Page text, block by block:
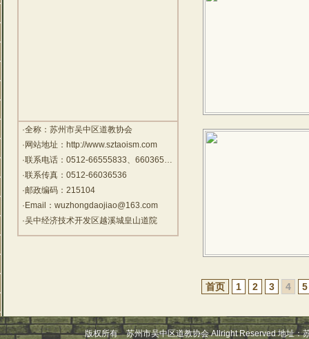
壮观.。走进今日的贺九岭普济道院，内
有玉皇殿、三清殿，三茅殿、玄武殿办
岭”“灵官殿” 匾额，出灵官殿，右边为一
池塘，竖有一花岗石，上有“贺九岭” 楷
体石刻，蓝色，左拾级而上，为玉皇
殿，出玉皇殿，便是三清殿。贺九岭石
关1986年被列为吴县文物保护单位，现
由于行政区划列为苏州市文物保护单
位。
·全称：苏州市吴中区道教协会
·网站地址：http://www.sztaoism.com
·联系电话：0512-66555833、66036536
·联系传真：0512-66036536
·邮政编码：215104
·Email：wuzhongdaojiao@163.com
·吴中经济技术开发区越溪城皇山道院
首页 1 2 3 4 5
版权所有 苏州市吴中区道教协会 Allright Reserved 地址：